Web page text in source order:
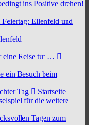
ins Positive drehen!
Feiertag: Ellenfeld und
eine Reise tut …
ein Besuch beim
Tag
Startseite
für die weitere
Tagen zum